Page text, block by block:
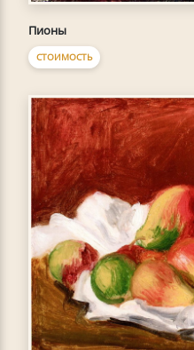
Пионы
СТОИМОСТЬ